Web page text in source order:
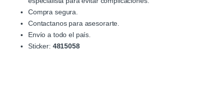
Compra segura.
Contactanos para asesorarte.
Envío a todo el país.
Sticker: 4815058